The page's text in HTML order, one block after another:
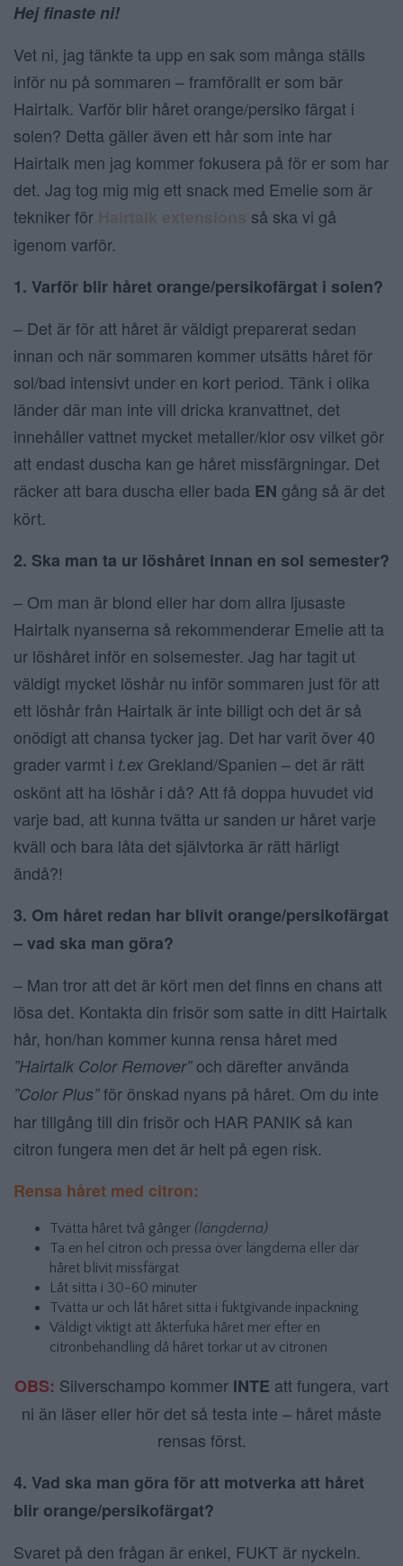
Hej finaste ni!
Vet ni, jag tänkte ta upp en sak som många ställs
inför nu på sommaren – framförallt er som bär
Hairtalk. Varför blir håret orange/persiko färgat i
solen? Detta gäller även ett hår som inte har
Hairtalk men jag kommer fokusera på för er som har
det. Jag tog mig mig ett snack med Emelie som är
tekniker för
så ska vi gå
igenom varför.
1. Varför blir håret orange/persikofärgat i solen?
– Det är för att håret är väldigt preparerat sedan
innan och när sommaren kommer utsätts håret för
sol/bad intensivt under en kort period. Tänk i olika
länder där man inte vill dricka kranvattnet, det
innehåller vattnet mycket metaller/klor osv vilket gör
att endast duscha kan ge håret missfärgningar. Det
räcker att bara duscha eller bada EN gång så är det
kört.
2. Ska man ta ur löshåret innan en sol semester?
– Om man är blond eller har dom allra ljusaste
Hairtalk nyanserna så rekommenderar Emelie att ta
ur löshåret inför en solsemester. Jag har tagit ut
väldigt mycket löshår nu inför sommaren just för att
ett löshår från Hairtalk är inte billigt och det är så
onödigt att chansa tycker jag. Det har varit över 40
grader varmt i t.ex Grekland/Spanien – det är rätt
oskönt att ha löshår i då? Att få doppa huvudet vid
varje bad, att kunna tvätta ur sanden ur håret varje
kväll och bara låta det självtorka är rätt härligt
ändå?!
3. Om håret redan har blivit orange/persikofärgat
– vad ska man göra?
– Man tror att det är kört men det finns en chans att
lösa det. Kontakta din frisör som satte in ditt Hairtalk
hår, hon/han kommer kunna rensa håret med
”Hairtalk Color Remover”och därefter använda
”Color Plus”för önskad nyans på håret. Om du inte
har tillgång till din frisör och HAR PANIK så kan
citron fungera men det är helt på egen risk.
Rensa håret med citron:
Tvätta håret två gånger (längderna)
Ta en hel citron och pressa över längderna eller där
håret blivit missfärgat
Låt sitta i 30-60 minuter
Tvätta ur och låt håret sitta i fuktgivande inpackning
Väldigt viktigt att åkterfuka håret mer efter en
citronbehandling då håret torkar ut av citronen
OBS: Silverschampo kommer INTE att fungera, vart
ni än läser eller hör det så testa inte – håret måste
rensas först.
4. Vad ska man göra för att motverka att håret
blir orange/persikofärgat?
Svaret på den frågan är enkel, FUKT är nyckeln.